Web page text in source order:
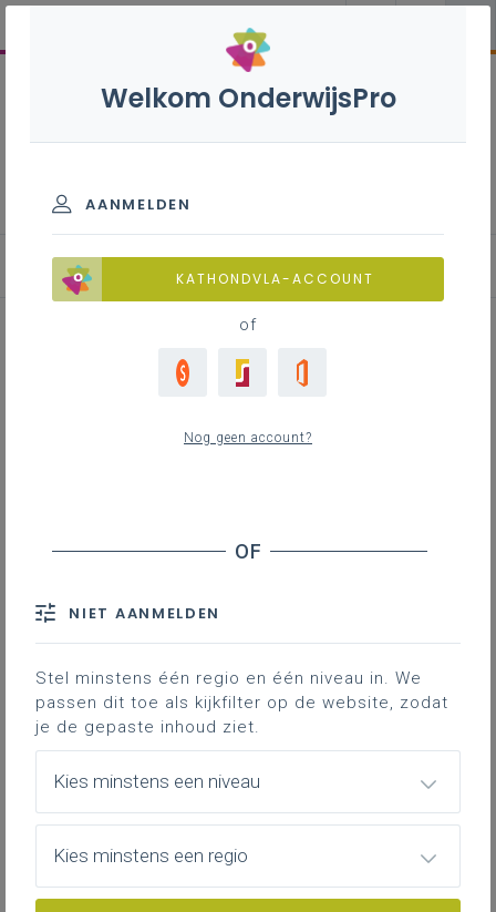
Begeleiding van leerlingen
in de Oekraïne-crisis
Initiatieven ter
ondersteuning van de
scholen in de Oekraïne-
crisis
Andermaal worden scholen geconfronteerd
vluchtelingen uit Oekraïne voor een nieuwe
uitdaging in onze scholen.
Verschillende diensten van Katholiek
Welkom OnderwijsPro
AANMELDEN
KATHONDVLA-ACCOUNT
of
Nog geen account?
NIET AANMELDEN
Stel minstens één regio en één niveau in. We
passen dit toe als kijkfilter op de website, zodat
je de gepaste inhoud ziet.
Kies minstens een niveau
Kies minstens een regio